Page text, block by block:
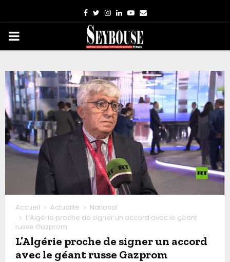
Facebook
TwitterInstagram
LinkedinYoutube
Email
PRIMARY
Accueil Actualité
National
L’Algérie proche de signer un accord avec le géant
russe Gazprom
L’Algérie proche de signer un accord
avec le géant russe Gazprom